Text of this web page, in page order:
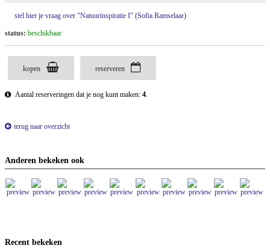
stel hier je vraag over "Natuurinspiratie I" (Sofia Ramselaar)
status: beschikbaar
kopen reserveren
Aantal reserveringen dat je nog kunt maken: 4.
terug naar overzicht
Anderen bekeken ook
Recent bekeken